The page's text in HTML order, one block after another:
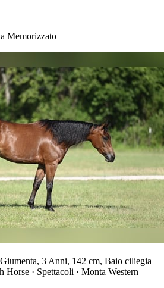
Memorizzato
3 Anni, 142 cm, Baio ciliegia
Horse · Spettacoli · Monta Western